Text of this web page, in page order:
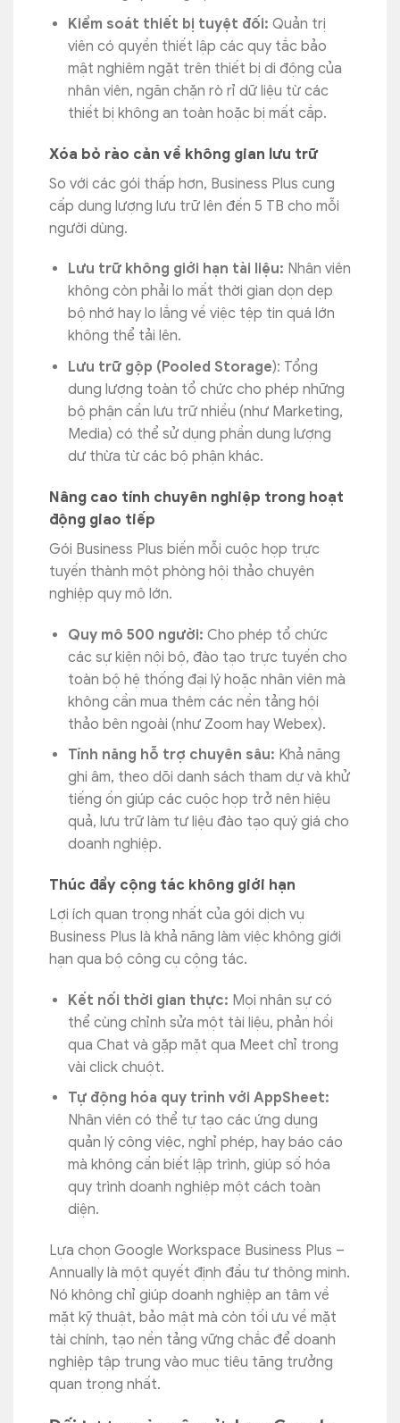
Kiểm soát thiết bị tuyệt đối: Quản trị
viên có quyền thiết lập các quy tắc bảo
mật nghiêm ngặt trên thiết bị di động của
nhân viên, ngăn chặn rò rỉ dữ liệu từ các
thiết bị không an toàn hoặc bị mất cắp.
Xóa bỏ rào cản về không gian lưu trữ
So với các gói thấp hơn, Business Plus cung
cấp dung lượng lưu trữ lên đến 5 TB cho mỗi
người dùng.
Lưu trữ không giới hạn tài liệu: Nhân viên
không còn phải lo mất thời gian dọn dẹp
bộ nhớ hay lo lắng về việc tệp tin quá lớn
không thể tải lên.
Lưu trữ gộp (Pooled Storage): Tổng
dung lượng toàn tổ chức cho phép những
bộ phận cần lưu trữ nhiều (như Marketing,
Media) có thể sử dụng phần dung lượng
dư thừa từ các bộ phận khác.
Nâng cao tính chuyên nghiệp trong hoạt
động giao tiếp
Gói Business Plus biến mỗi cuộc họp trực
tuyến thành một phòng hội thảo chuyên
nghiệp quy mô lớn.
Quy mô 500 người: Cho phép tổ chức
các sự kiện nội bộ, đào tạo trực tuyến cho
toàn bộ hệ thống đại lý hoặc nhân viên mà
không cần mua thêm các nền tảng hội
thảo bên ngoài (như Zoom hay Webex).
Tính năng hỗ trợ chuyên sâu: Khả năng
ghi âm, theo dõi danh sách tham dự và khử
tiếng ồn giúp các cuộc họp trở nên hiệu
quả, lưu trữ làm tư liệu đào tạo quý giá cho
doanh nghiệp.
Thúc đẩy cộng tác không giới hạn
Lợi ích quan trọng nhất của gói dịch vụ
Business Plus là khả năng làm việc không giới
hạn qua bộ công cụ cộng tác.
Kết nối thời gian thực: Mọi nhân sự có
thể cùng chỉnh sửa một tài liệu, phản hồi
qua Chat và gặp mặt qua Meet chỉ trong
vài click chuột.
Tự động hóa quy trình với AppSheet:
Nhân viên có thể tự tạo các ứng dụng
quản lý công việc, nghỉ phép, hay báo cáo
mà không cần biết lập trình, giúp số hóa
quy trình doanh nghiệp một cách toàn
diện.
Lựa chọn Google Workspace Business Plus –
Annually là một quyết định đầu tư thông minh.
Nó không chỉ giúp doanh nghiệp an tâm về
mặt kỹ thuật, bảo mật mà còn tối ưu về mặt
tài chính, tạo nền tảng vững chắc để doanh
nghiệp tập trung vào mục tiêu tăng trưởng
quan trọng nhất.